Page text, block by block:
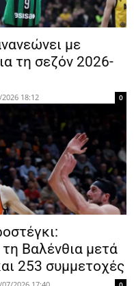
με
τη σεζόν 2026-
18:12 0
Βαλένθια μετά
253 συμμετοχές